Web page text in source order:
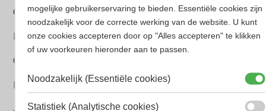
Creed heren parfum
Dior Heren parfum
Geurpakket
Hugo Boss Heren parfum
mogelijke gebruikerservaring te bieden. Essentiële cookies zijn
noodzakelijk voor de correcte werking van de website. U kunt
onze cookies accepteren door op "Alles accepteren" te klikken
of uw voorkeuren hieronder aan te passen.
Noodzakelijk (Essentiële cookies)
Statistiek (Analytische cookies)